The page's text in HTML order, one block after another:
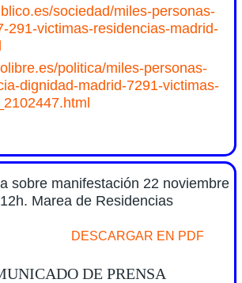
sociedad/miles-personas-
291-victimas-residencias-madrid-
politica/miles-personas-
dignidad-madrid-7291-victimas-
en medios de la manifestación de
sobre manifestación 22 noviembre
Marea de Residencias
DESCARGAR EN PDF
DE PRENSA